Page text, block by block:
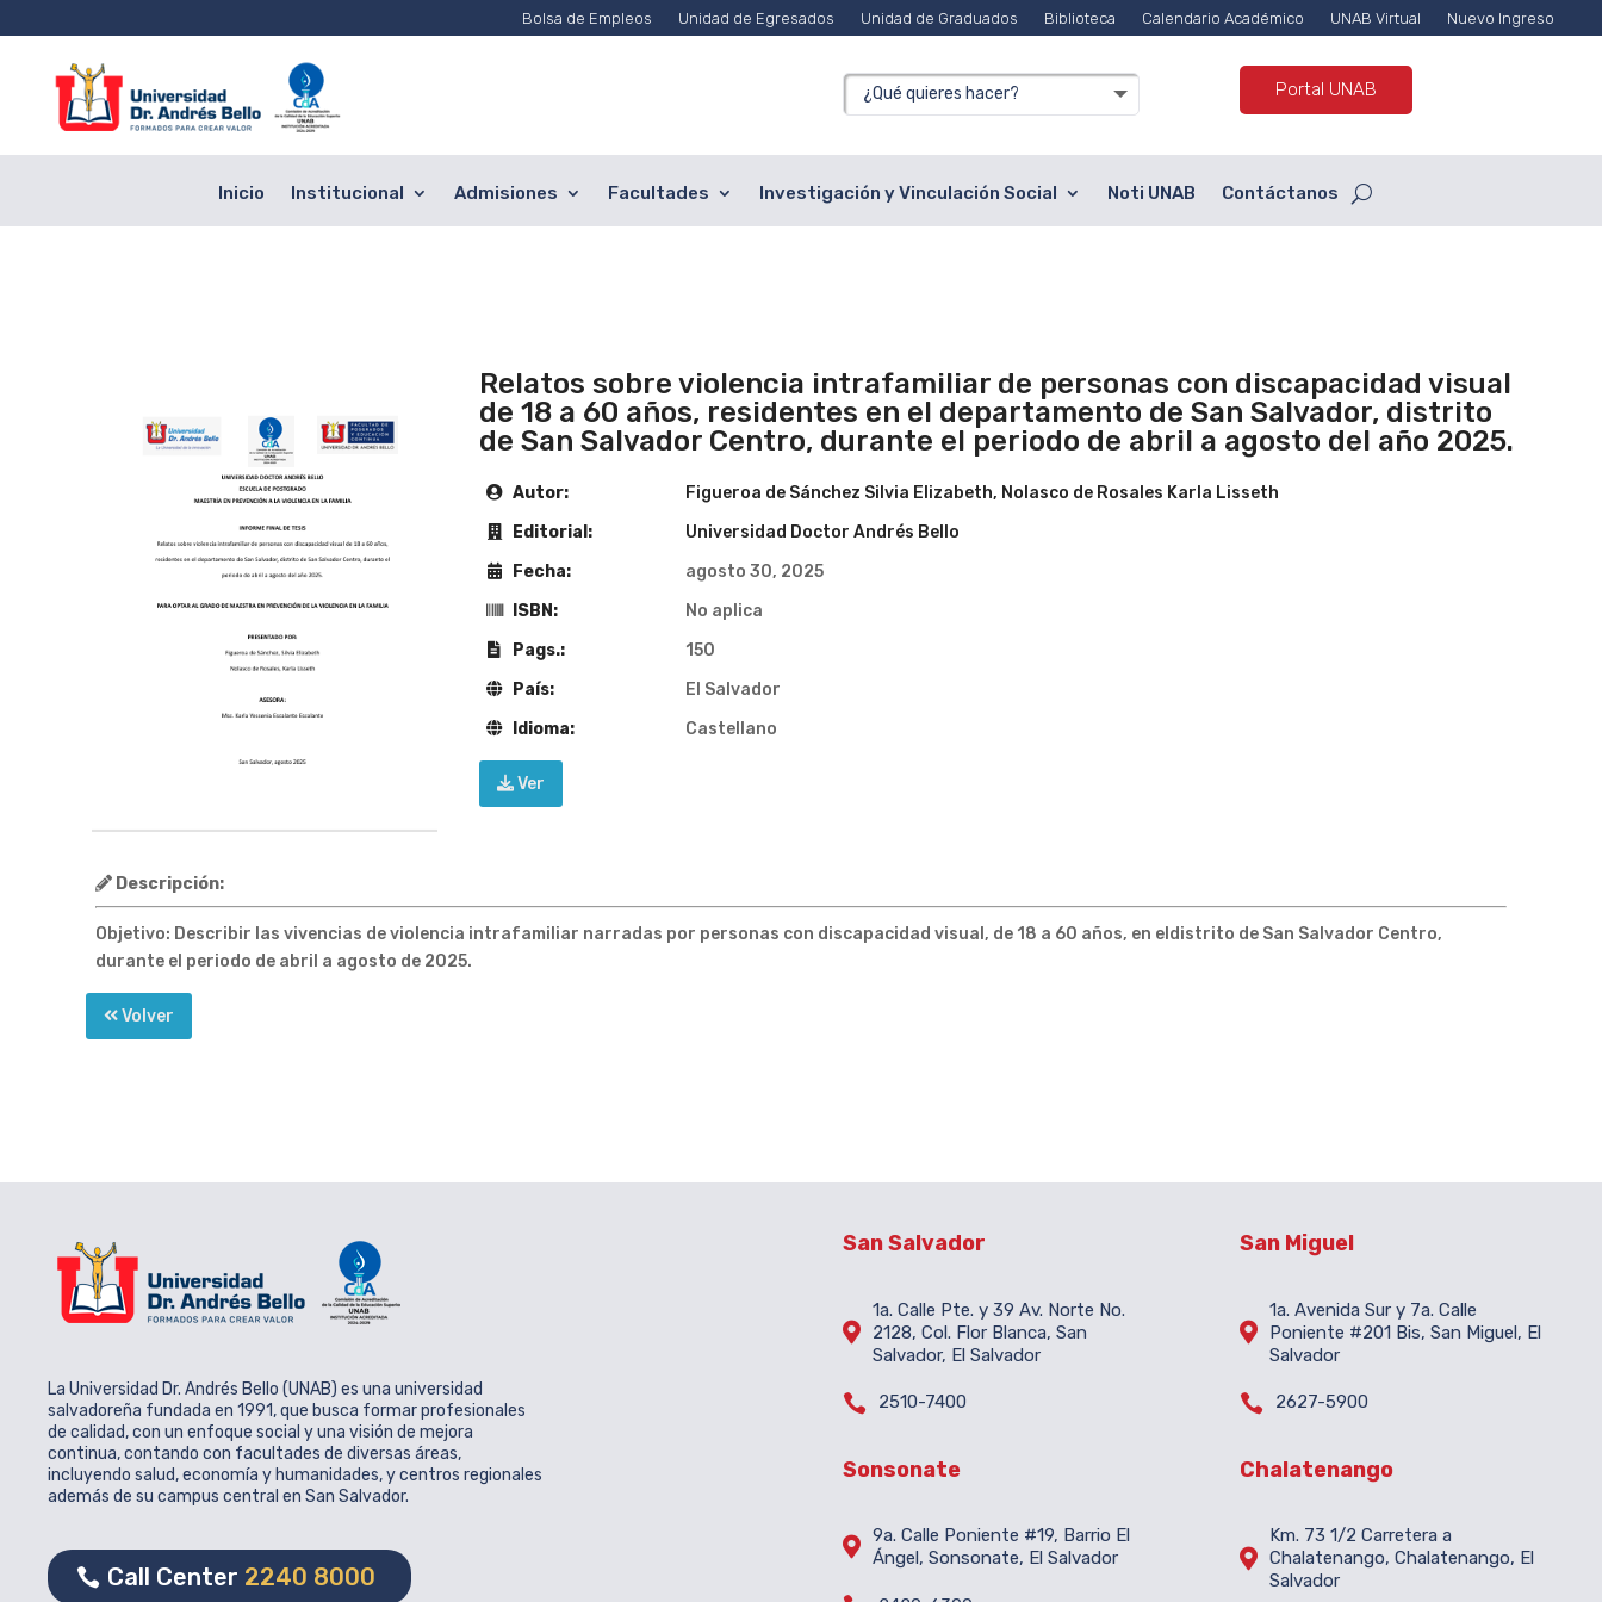
Bolsa de Empleos Unidad de Egresados Unidad de Graduados Biblioteca Calendario Académico UNAB Virtual Nuevo Ingreso
Portal UNAB
Inicio Institucional Admisiones Facultades Investigación y Vinculación Social Noti UNAB Contáctanos
Relatos sobre violencia intrafamiliar de personas con discapacidad visual
de 18 a 60 años, residentes en el departamento de San Salvador, distrito
de San Salvador Centro, durante el periodo de abril a agosto del año 2025.
Autor:
Figueroa de Sánchez Silvia Elizabeth, Nolasco de Rosales Karla Lisseth
Editorial:
Universidad Doctor Andrés Bello
Fecha:
agosto 30, 2025
ISBN:
No aplica
Pags.:
150
País:
El Salvador
Idioma:
Castellano
Ver
Descripción:
Objetivo: Describir las vivencias de violencia intrafamiliar narradas por personas con discapacidad visual, de 18 a 60 años, en eldistrito de San Salvador Centro,
durante el periodo de abril a agosto de 2025.
Volver
La Universidad Dr. Andrés Bello (UNAB) es una universidad
salvadoreña fundada en 1991, que busca formar profesionales
de calidad, con un enfoque social y una visión de mejora
continua, contando con facultades de diversas áreas,
incluyendo salud, economía y humanidades, y centros regionales
además de su campus central en San Salvador.
Call Center 2240 8000
San Salvador

1a. Calle Pte. y 39 Av. Norte No.
2128, Col. Flor Blanca, San
Salvador, El Salvador
 2510-7400
Sonsonate
 9a. Calle Poniente #19, Barrio El
Ángel, Sonsonate, El Salvador
San Miguel

1a. Avenida Sur y 7a. Calle
Poniente #201 Bis, San Miguel, El
Salvador
 2627-5900
Chalatenango

Km. 73 1/2 Carretera a
Chalatenango, Chalatenango, El
Salvador